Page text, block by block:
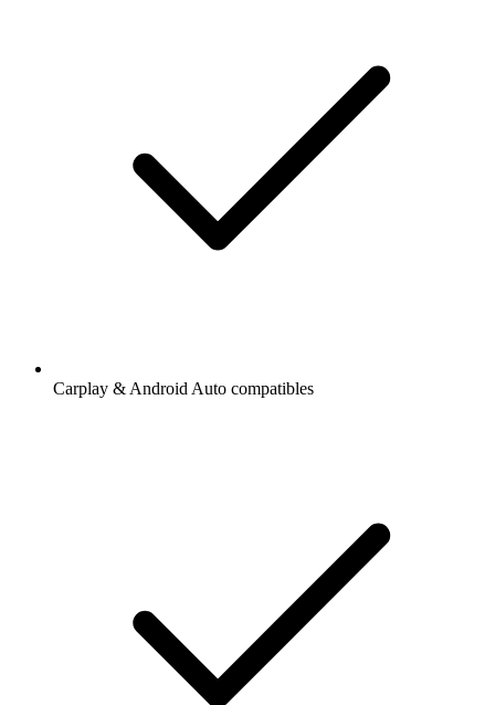
Carplay & Android Auto compatibles